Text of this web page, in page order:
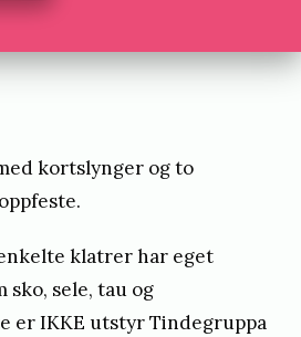
kortslynger og to
klatrer har eget
sko, sele, tau og
er IKKE utstyr Tindegruppa